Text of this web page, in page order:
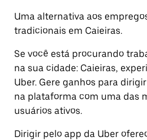
Uma alternativa aos
tradicionais em Caieiras.
Se você está procurando
na sua cidade: Caieiras,
Uber. Gere ganhos para
na plataforma com uma das
usuários ativos.
Dirigir pelo app da Uber